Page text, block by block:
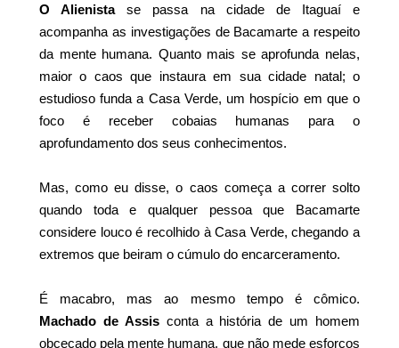
O Alienistase passa na cidade de Itaguaí e
acompanha as investigações de Bacamarte a respeito
da mente humana. Quanto mais se aprofunda nelas,
maior o caos que instaura em sua cidade natal; o
estudioso funda a Casa Verde, um hospício em que o
foco é receber cobaias humanas para o
aprofundamento dos seus conhecimentos.
Mas, como eu disse, o caos começa a correr solto
quando toda e qualquer pessoa que Bacamarte
considere louco é recolhido à Casa Verde, chegando a
extremos que beiram o cúmulo do encarceramento.
É macabro, mas ao mesmo tempo é cômico.
Machado de Assis conta a história de um homem
obcecado pela mente humana, que não mede esforços